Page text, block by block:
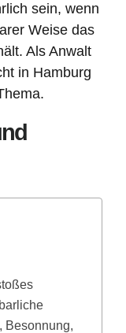
sein, wenn
Weise das
Als Anwalt
in Hamburg
Besonnung,